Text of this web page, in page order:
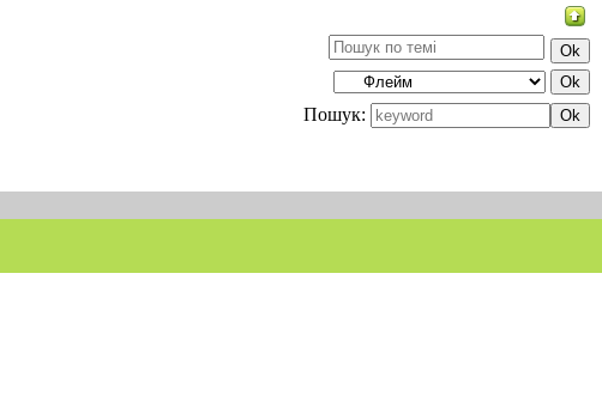
Пошук: